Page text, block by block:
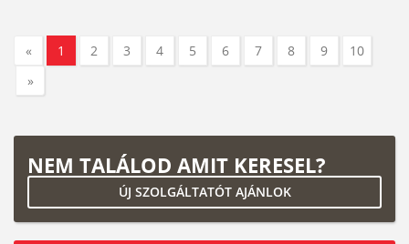
« 1 2 3 4 5 6 7 8 9
10
»
NEM TALÁLOD AMIT KERESEL?
ÚJ SZOLGÁLTATÓT AJÁNLOK